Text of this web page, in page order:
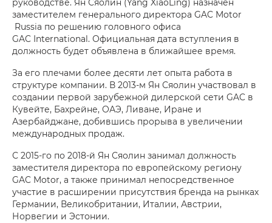
заместителем генерального директора GAC Motor
Russia по решению головного офиса
GAC International. Официальная дата вступления в
должность будет объявлена в ближайшее время.
За его плечами более десяти лет опыта работа в
структуре компании. В 2013-м Ян Сяолин участвовал в
создании первой зарубежной дилерской сети GAC в
Кувейте, Бахрейне, ОАЭ, Ливане, Иране и
Азербайджане, добившись прорыва в увеличении
международных продаж.
С 2015-го по 2018-й Ян Сяолин занимал должность
заместителя директора по европейскому региону
GAC Motor, а также принимал непосредственное
участие в расширении присутствия бренда на рынках
Германии, Великобритании, Италии, Австрии,
Норвегии и Эстонии.